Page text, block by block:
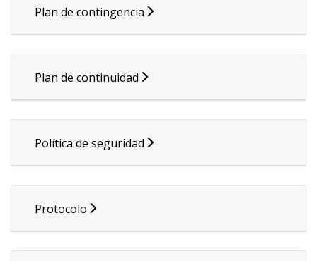
Plan de contingencia
Plan de continuidad
Política de seguridad
Protocolo